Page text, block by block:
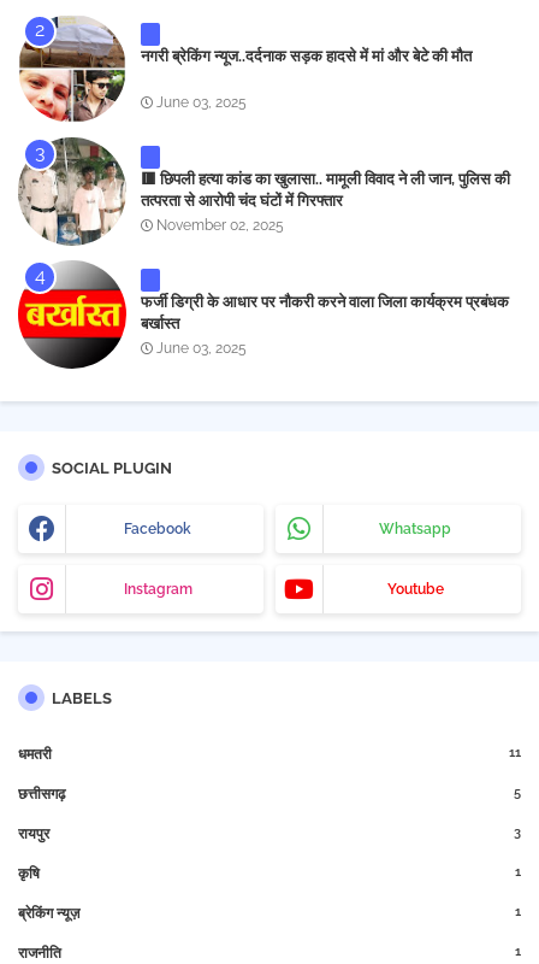
नगरी ब्रेकिंग न्यूज..दर्दनाक सड़क हादसे में मां और बेटे की मौत
June 03, 2025
🟥 छिपली हत्या कांड का खुलासा.. मामूली विवाद ने ली जान, पुलिस की
तत्परता से आरोपी चंद घंटों में गिरफ्तार
November 02, 2025
फर्जी डिग्री के आधार पर नौकरी करने वाला जिला कार्यक्रम प्रबंधक
बर्खास्त
June 03, 2025
SOCIAL PLUGIN
Facebook Whatsapp
Instagram Youtube
LABELS
धमतरी 11
छत्तीसगढ़ 5
रायपुर 3
कृषि 1
ब्रेकिंग न्यूज़ 1
राजनीति 1